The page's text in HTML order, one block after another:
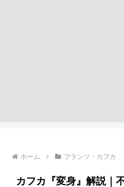
ホーム フランツ・カフカ
カフカ『変身』解説｜